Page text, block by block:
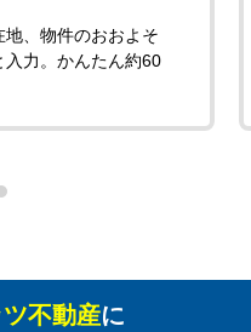
、物件のおおよそ
力。かんたん約60
不動産に